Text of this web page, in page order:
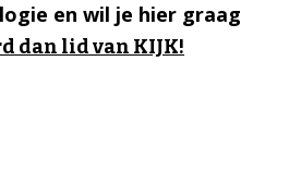
en wil je hier graag
dan lid van KIJK!